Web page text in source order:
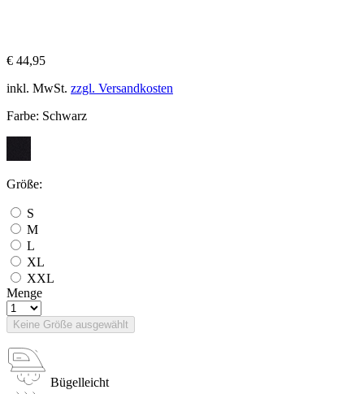
€ 44,95
inkl. MwSt. zzgl. Versandkosten
Farbe: Schwarz
Größe:
S
M
L
XL
XXL
Menge
Keine Größe ausgewählt
Bügelleicht